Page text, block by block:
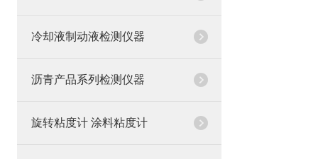
冷却液制动液检测仪器
沥青产品系列检测仪器
旋转粘度计 涂料粘度计